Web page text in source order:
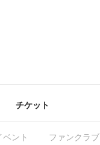
チケット
ベント ファンクラブ